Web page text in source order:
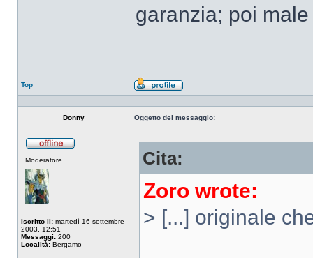
garanzia; poi
Top
Profilo
Donny Oggetto del messaggio:
Moderatore
Iscritto il: martedì 16 settembre
2003, 12:51
Messaggi: 200
Località: Bergamo
Cita:
Zoro wrote:
> [...] originale